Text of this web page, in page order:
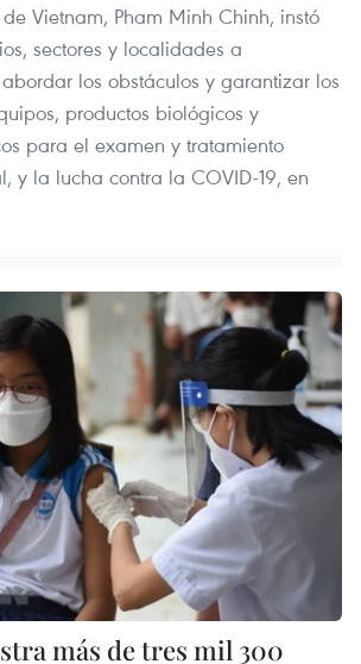
Vietnam, Pham Minh Chinh, instó
sectores y localidades a
los obstáculos y garantizar los
productos biológicos y
para el examen y tratamiento
y la lucha contra la COVID-19, en
más de tres mil 300